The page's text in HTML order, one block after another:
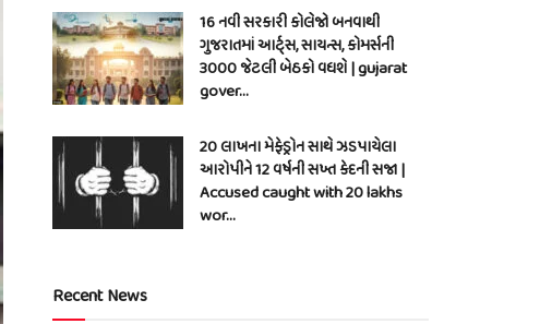
16 નવી સરકારી કોલેજો બનવાથી
ગુજરાતમાં આર્ટ્સ, સાયન્સ, કોમર્સની
3000 જેટલી બેઠકો વધશે | gujarat
gover…
20 લાખના મેફેડ્રોન સાથે ઝડપાયેલા
આરોપીને 12 વર્ષની સખ્ત કેદની સજા |
Accused caught with 20 lakhs
wor…
Recent News